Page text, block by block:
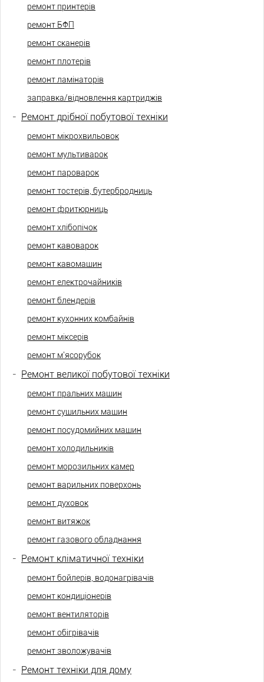
ремонт принтерів
ремонт БФП
ремонт сканерів
ремонт плотерів
ремонт ламінаторів
заправка/відновлення картриджів
- Ремонт дрібної побутової техніки
ремонт мікрохвильовок
ремонт мультиварок
ремонт пароварок
ремонт тостерів, бутербродниць
ремонт фритюрниць
ремонт хлібопічок
ремонт кавоварок
ремонт кавомашин
ремонт електрочайників
ремонт блендерів
ремонт кухонних комбайнів
ремонт міксерів
ремонт м'ясорубок
- Ремонт великої побутової техніки
ремонт пральних машин
ремонт сушильних машин
ремонт посудомийних машин
ремонт холодильників
ремонт морозильних камер
ремонт варильних поверхонь
ремонт духовок
ремонт витяжок
ремонт газового обладнання
- Ремонт кліматичної техніки
ремонт бойлерів, водонагрівачів
ремонт кондиціонерів
ремонт вентиляторів
ремонт обігрівачів
ремонт зволожувачів
- Ремонт техніки для дому